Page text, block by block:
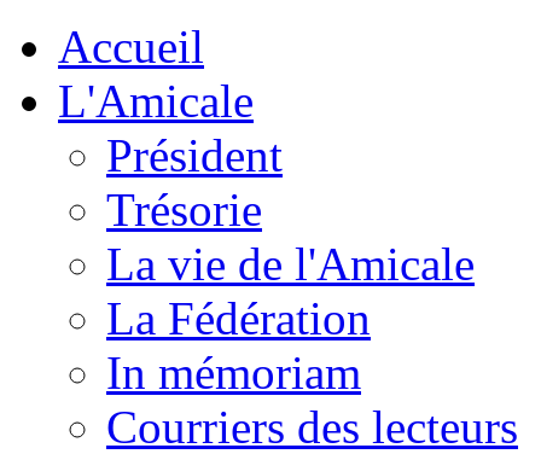
Accueil
L'Amicale
Président
Trésorie
La vie de l'Amicale
La Fédération
In mémoriam
Courriers des lecteurs